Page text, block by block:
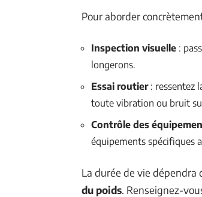
Pour aborder
Inspection visuelle :
longerons.
Essai routier: ressentez
toute vibration ou bruit
Contrôle des
équipements spécifiques
La durée de vie dépendra
du poids. Renseignez-